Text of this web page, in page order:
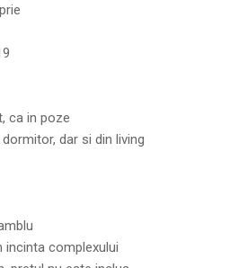
ca in poze
dar si din living
incinta complexului